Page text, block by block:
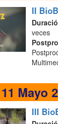
II
veces
11 Mayo
III